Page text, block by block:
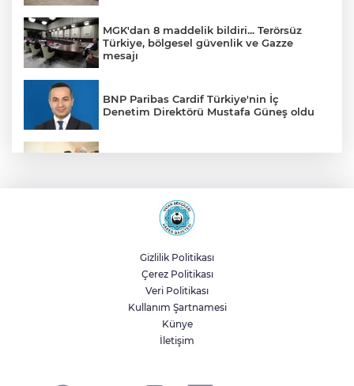
MGK'dan 8 maddelik bildiri... Terörsüz
Türkiye, bölgesel güvenlik ve Gazze
mesajı
BNP Paribas Cardif Türkiye'nin İç
Denetim Direktörü Mustafa Güneş oldu
Sakarya’da ücretsiz doğalgaza
kavuşacaklar
Yalova'da makine arızası yapan tanker
güvenli bölgeye çekildi
Eskişehir Büyükşehir’den kırsal
Gizlilik Politikası
Çerez Politikası
Veri Politikası
Kullanım Şartnamesi
Künye
İletişim